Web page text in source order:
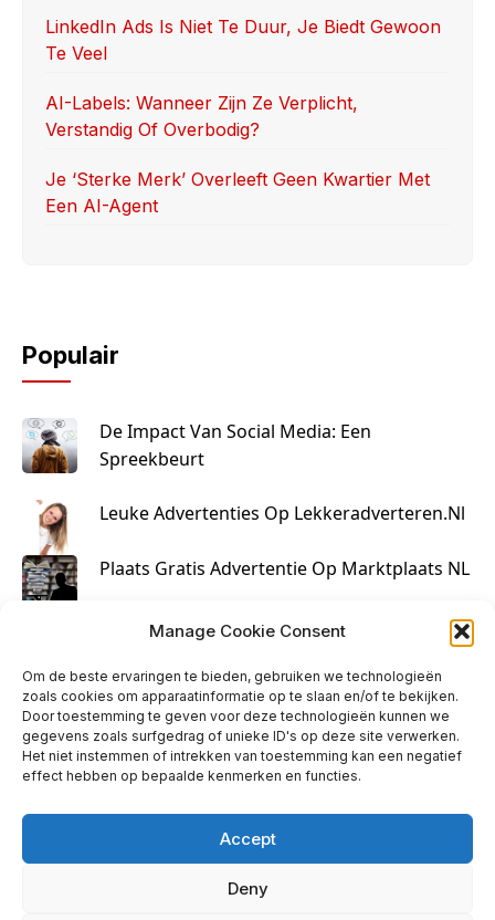
Manage Cookie Consent
Om de beste ervaringen te bieden, gebruiken we technologieën
zoals cookies om apparaatinformatie op te slaan en/of te bekijken.
Door toestemming te geven voor deze technologieën kunnen we
gegevens zoals surfgedrag of unieke ID's op deze site verwerken.
Het niet instemmen of intrekken van toestemming kan een negatief
effect hebben op bepaalde kenmerken en functies.
Accept
Deny
LinkedIn Ads Is Niet Te Duur, Je Biedt Gewoon
Te Veel
AI-Labels: Wanneer Zijn Ze Verplicht,
Verstandig Of Overbodig?
Je ‘sterke Merk’ Overleeft Geen Kwartier Met
Een AI-Agent
Populair
De Impact Van Social Media: Een
Spreekbeurt
Leuke Advertenties Op Lekkeradverteren.nl
Plaats Gratis Advertentie Op Marktplaats NL
Kruisbestuiving Voor Succesvolle Marketing